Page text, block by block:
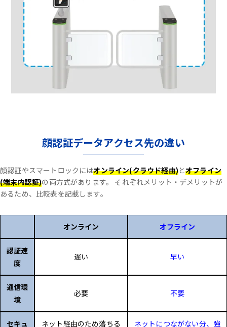
顔認証データアクセス先の違い
顔認証やスマートロックにはオンライン(クラウド経由)とオフライン
(端末内認証)の両方式があります。
それぞれメリット・デメリットが
あるため、比較表を記載します。
オンライン オフライン
認証速
度
遅い 早い
通信環
境
必要 不要
セキュ ネット経由のため落ちる ネットにつながない分、強